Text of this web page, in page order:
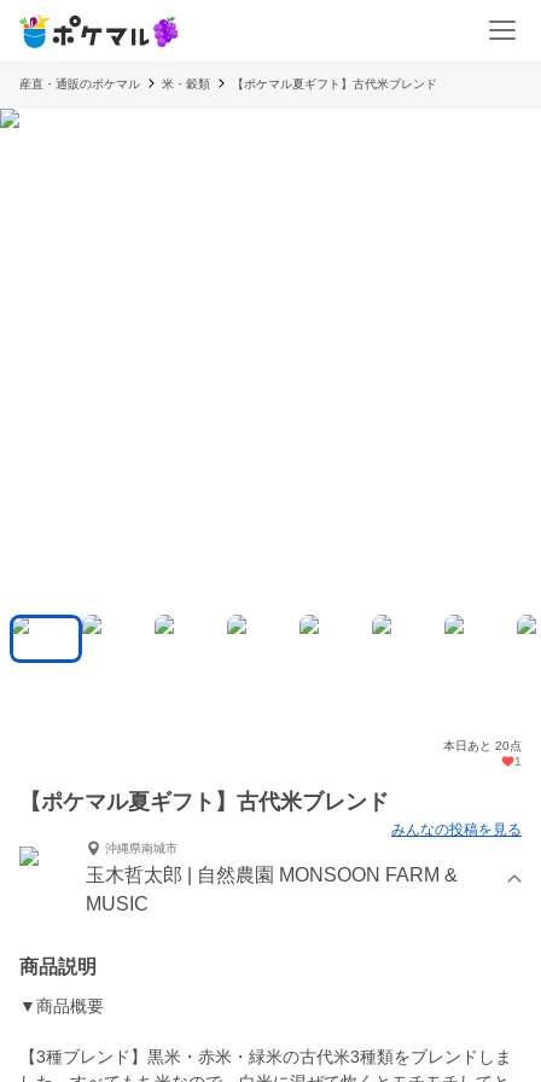
産直・通販のポケマル 米・穀類 【ポケマル夏ギフト】古代米ブレンド
本日あと 20点
1
【ポケマル夏ギフト】古代米ブレンド
みんなの投稿を見る
沖縄県南城市
玉木哲太郎 | 自然農園 MONSOON FARM &
MUSIC
商品説明
▼商品概要
【3種ブレンド】黒米・赤米・緑米の古代米3種類をブレンドしま